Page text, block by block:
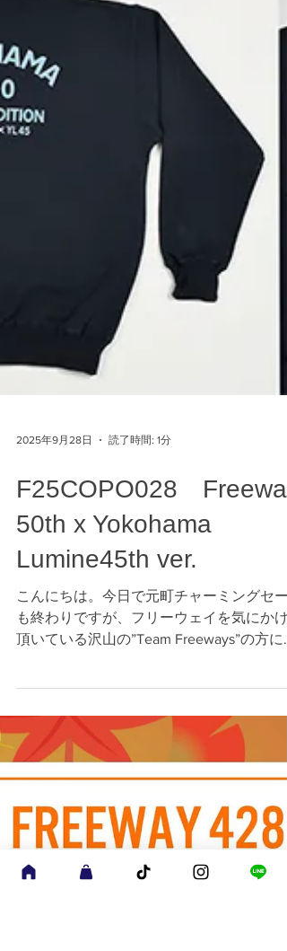
2025年9月28日 読了時間: 1分
F25COPO028 Freeway
50th x Yokohama
も終わりですが、フリーウェイを気にかけ
頂いている沢山の”Team Freeways”の方に
会いできて我々スタッフも楽しかったです
ェイにとって元町は、もちろん、ホームタ
ンですが、それに並...